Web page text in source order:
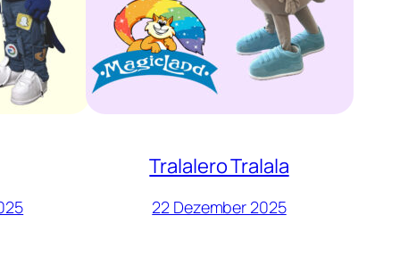
Tralalero Tralala
22 Dezember 2025